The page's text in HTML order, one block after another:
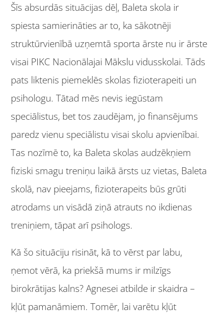
Šīs absurdās situācijas dēļ, Baleta skola ir
spiesta samierināties ar to, ka sākotnēji
struktūrvienībā uzņemtā sporta ārste nu ir ārste
visai PIKC Nacionālajai Mākslu vidusskolai. Tāds
pats liktenis piemeklēs skolas fizioterapeiti un
psihologu. Tātad mēs nevis iegūstam
speciālistus, bet tos zaudējam, jo finansējums
paredz vienu speciālistu visai skolu apvienībai.
Tas nozīmē to, ka Baleta skolas audzēkņiem
fiziski smagu treniņu laikā ārsts uz vietas, Baleta
skolā, nav pieejams, fizioterapeits būs grūti
atrodams un visādā ziņā atrauts no ikdienas
treniņiem, tāpat arī psihologs.
Kā šo situāciju risināt, kā to vērst par labu,
ņemot vērā, ka priekšā mums ir milzīgs
birokrātijas kalns? Agnesei atbilde ir skaidra ­–
kļūt pamanāmiem. Tomēr, lai varētu kļūt